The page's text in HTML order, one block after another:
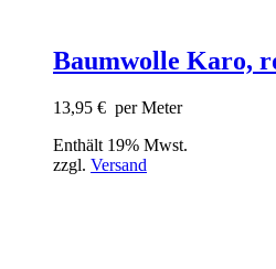
Baumwolle Karo,
13,95 € per Meter
Enthält 19% Mwst.
zzgl. Versand